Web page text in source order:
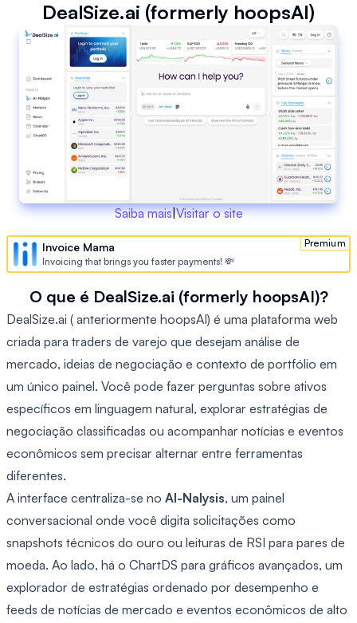
DealSize.ai (formerly hoopsAI)
Saiba mais|Visitar o site
Premium
Invoice Mama
Invoicing that brings you faster payments! 💸
O que é DealSize.ai (formerly hoopsAI)?
DealSize.ai ( anteriormente hoopsAI) é uma plataforma web
criada para traders de varejo que desejam análise de
mercado, ideias de negociação e contexto de portfólio em
um único painel. Você pode fazer perguntas sobre ativos
específicos em linguagem natural, explorar estratégias de
negociação classificadas ou acompanhar notícias e eventos
econômicos sem precisar alternar entre ferramentas
diferentes.
A interface centraliza-se no AI-Nalysis, um painel
conversacional onde você digita solicitações como
snapshots técnicos do ouro ou leituras de RSI para pares de
moeda. Ao lado, há o ChartDS para gráficos avançados, um
explorador de estratégias ordenado por desempenho e
feeds de notícias de mercado e eventos econômicos de alto